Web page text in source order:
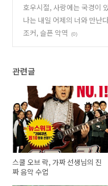
호우시절, 사랑에는 국경이
나는 내일 어제의 너와 만난
는 인연 (1)
조커, 슬픈 악역 (0)
관련글
스쿨 오브 락, 가짜 선생님의 진
짜 음악 수업